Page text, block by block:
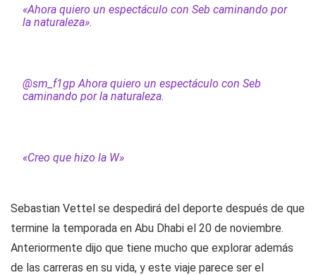
«Ahora quiero un espectáculo con Seb caminando por
la naturaleza».
@sm_f1gp Ahora quiero un espectáculo con Seb
caminando por la naturaleza.
«Creo que hizo la W»
Sebastian Vettel se despedirá del deporte después de que
termine la temporada en Abu Dhabi el 20 de noviembre.
Anteriormente dijo que tiene mucho que explorar además
de las carreras en su vida, y este viaje parece ser el